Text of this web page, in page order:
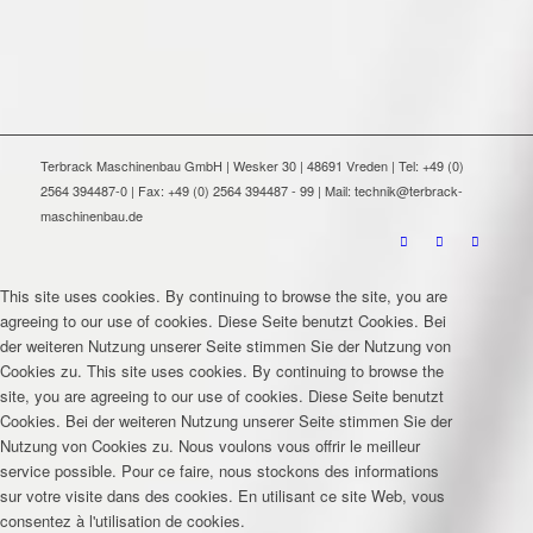
Terbrack Maschinenbau GmbH | Wesker 30 | 48691 Vreden | Tel: +49 (0)
2564 394487-0 | Fax: +49 (0) 2564 394487 - 99 | Mail: technik@terbrack-
maschinenbau.de
This site uses cookies. By continuing to browse the site, you are
agreeing to our use of cookies. Diese Seite benutzt Cookies. Bei
der weiteren Nutzung unserer Seite stimmen Sie der Nutzung von
Cookies zu. This site uses cookies. By continuing to browse the
site, you are agreeing to our use of cookies. Diese Seite benutzt
Cookies. Bei der weiteren Nutzung unserer Seite stimmen Sie der
Nutzung von Cookies zu. Nous voulons vous offrir le meilleur
service possible. Pour ce faire, nous stockons des informations
sur votre visite dans des cookies. En utilisant ce site Web, vous
consentez à l'utilisation de cookies.